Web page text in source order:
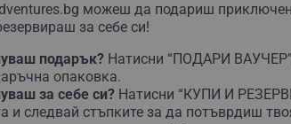
можеш да подариш
за себе си!
подарък? Натисни “ПОДАРИ
опаковка.
за себе си? Натисни “КУПИ И
и следвай стъпките за да потъврдиш